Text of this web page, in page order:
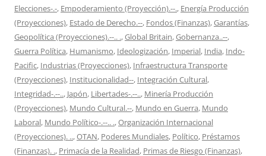
Elecciones-.-, Empoderamiento (Proyección).--., Energía Producción
(Proyecciones), Estado de Derecho.--, Fondos (Finanzas),Garantías,
Geopolítica (Proyecciones).--.. .,Global Britain,Gobernanza..--,
Guerra Política, Humanismo, Ideologización, Imperial, India, Indo-
Pacific, Industrias (Proyecciones), Infraestructura Transporte
(Proyecciones), Institucionalidad--, Integración Cultural,
Integridad-.--.., Japón, Libertades-.--.., Minería Producción
(Proyecciones), Mundo Cultural.--, Mundo en Guerra, Mundo
Laboral, Mundo Político-.--.. .,Organización Internacional
(Proyecciones). ..,OTAN, Poderes Mundiales, Político, Préstamos
(Finanzas). ., Primacía de la Realidad, Primas de Riesgo (Finanzas),